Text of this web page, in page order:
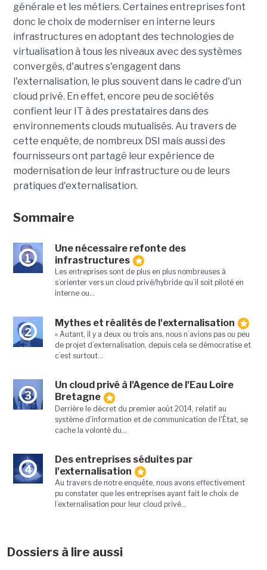
générale et les métiers. Certaines entreprises font
donc le choix de moderniser en interne leurs
infrastructures en adoptant des technologies de
virtualisation à tous les niveaux avec des systèmes
convergés, d'autres s'engagent dans
l'externalisation, le plus souvent dans le cadre d'un
cloud privé. En effet, encore peu de sociétés
confient leur IT à des prestataires dans des
environnements clouds mutualisés. Au travers de
cette enquête, de nombreux DSI mais aussi des
fournisseurs ont partagé leur expérience de
modernisation de leur infrastructure ou de leurs
pratiques d'externalisation.
Sommaire
1
Une nécessaire refonte des
infrastructures
Les entreprises sont de plus en plus nombreuses à
s’orienter vers un cloud privé/hybride qu’il soit piloté en
interne ou...
2
Mythes et réalités de l'externalisation
« Autant, il y a deux ou trois ans, nous n’avions pas ou peu
de projet d’externalisation, depuis cela se démocratise et
c’est surtout...
3
Un cloud privé à l'Agence de l'Eau Loire
Bretagne
Derrière le décret du premier août 2014, relatif au
système d'information et de communication de l'État, se
cache la volonté du...
4
Des entreprises séduites par
l'externalisation
Au travers de notre enquête, nous avons effectivement
pu constater que les entreprises ayant fait le choix de
l’externalisation pour leur cloud privé...
Dossiers à lire aussi